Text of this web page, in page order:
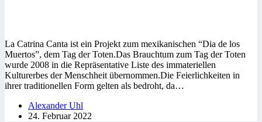
La Catrina Canta ist ein Projekt zum mexikanischen “Dia de los
Muertos”, dem Tag der Toten.Das Brauchtum zum Tag der Toten
wurde 2008 in die Repräsentative Liste des immateriellen
Kulturerbes der Menschheit übernommen.Die Feierlichkeiten in
ihrer traditionellen Form gelten als bedroht, da…
Alexander Uhl
24. Februar 2022